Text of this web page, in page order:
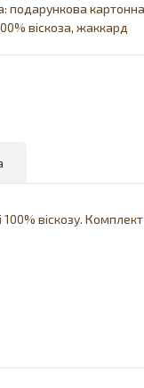
подарункова
віскоза, жаккард
100% віскозу.